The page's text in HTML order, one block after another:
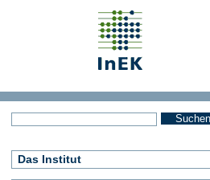
Das Institut